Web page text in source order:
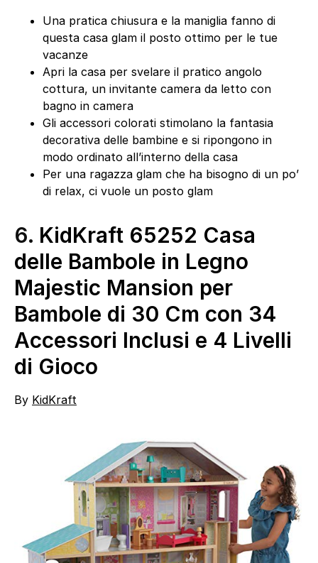
Una pratica chiusura e la maniglia fanno di
questa casa glam il posto ottimo per le tue
vacanze
Apri la casa per svelare il pratico angolo
cottura, un invitante camera da letto con
bagno in camera
Gli accessori colorati stimolano la fantasia
decorativa delle bambine e si ripongono in
modo ordinato all’interno della casa
Per una ragazza glam che ha bisogno di un po’
di relax, ci vuole un posto glam
6. KidKraft 65252 Casa
delle Bambole in Legno
Majestic Mansion per
Bambole di 30 Cm con 34
Accessori Inclusi e 4 Livelli
di Gioco
By KidKraft